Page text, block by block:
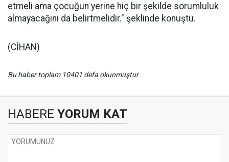
etmeli ama çocuğun yerine hiç bir şekilde sorumluluk
almayacağını da belirtmelidir." şeklinde konuştu.
(CİHAN)
Bu haber toplam 10401 defa okunmuştur
HABERE YORUM KAT